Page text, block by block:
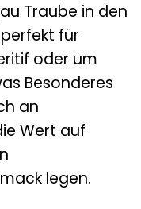
Traube in den
für
oder um
Besonderes
an
Wert auf
legen.